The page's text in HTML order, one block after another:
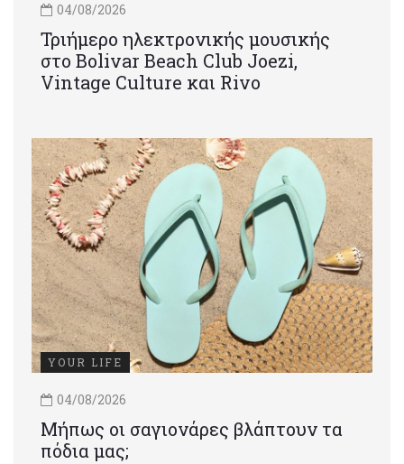
04/08/2026
Τριήμερο ηλεκτρονικής μουσικής
στο Bolivar Beach Club Joezi,
Vintage Culture και Rivo
YOUR LIFE
04/08/2026
Μήπως οι σαγιονάρες βλάπτουν τα
πόδια μας;